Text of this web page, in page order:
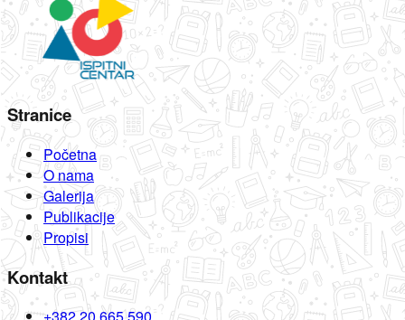
Stranice
Početna
O nama
Galerija
Publikacije
Propisi
Kontakt